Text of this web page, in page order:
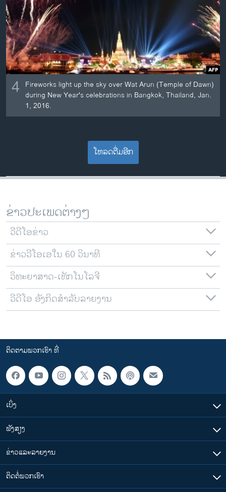
4 Fireworks light up the sky over Wat Arun (Temple of Dawn)
during New Year's celebrations in Bangkok, Thailand, Jan.
1, 2016.
ໂຫລດຕື່ມອີກ
ຂ່າວປະເພດຕ່າງໆ
ວີດີໂອຂ່າວ
ຂ່າວວີໂອເອໃນ 60 ວິນາທີ
ວິທະຍາສາດ-ເທັກໂນໂລຈີ
ວີດີໂອ ອັງກິດສຳລັບລາຍງານ
ຕິດຕາມພວກເຮົາ ທີ່
ເບິ່ງ
ຟັງສຽງ
ຂ່າວແລະລາຍງານ
ຕິດຕໍ່ພວກເຮົາ